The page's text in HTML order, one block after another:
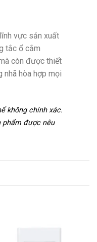
vực sản xuất
tắc ổ cắm
còn được thiết
nhã hòa hợp mọi
không chính xác.
phẩm được nêu